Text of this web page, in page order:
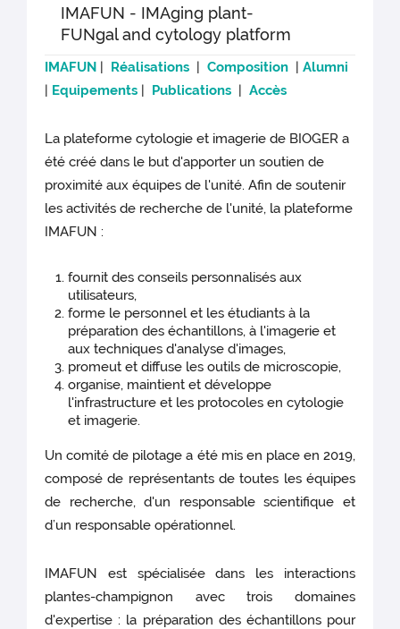
IMAFUN - IMAging plant-
FUNgal and cytology platform
IMAFUN | Réalisations | Composition |Alumni
| Equipements | Publications |Accès
La plateforme cytologie et imagerie de BIOGER a
été créé dans le but d'apporter un soutien de
proximité aux équipes de l'unité. Afin de soutenir
les activités de recherche de l'unité, la plateforme
IMAFUN :
fournit des conseils personnalisés aux
utilisateurs,
forme le personnel et les étudiants à la
préparation des échantillons, à l'imagerie et
aux techniques d'analyse d'images,
promeut et diffuse les outils de microscopie,
organise, maintient et développe
l'infrastructure et les protocoles en cytologie
et imagerie.
Un comité de pilotage a été mis en place en 2019,
composé de représentants de toutes les équipes
de recherche, d'un responsable scientifique et
d’un responsable opérationnel.
IMAFUN est spécialisée dans les interactions
plantes-champignon avec trois domaines
d'expertise : la préparation des échantillons pour